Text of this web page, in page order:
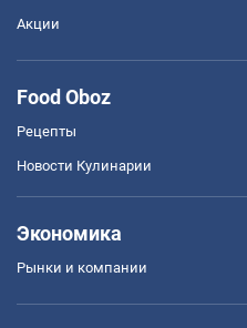
Акции
Food Oboz
Рецепты
Новости Кулинарии
Экономика
Рынки и компании